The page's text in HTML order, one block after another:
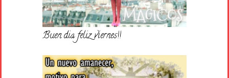
Buen dia feliz viernes!!